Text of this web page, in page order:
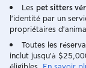
Les pet sitters
l'identité par un
propriétaires
Toutes les
inclut jusqu'à